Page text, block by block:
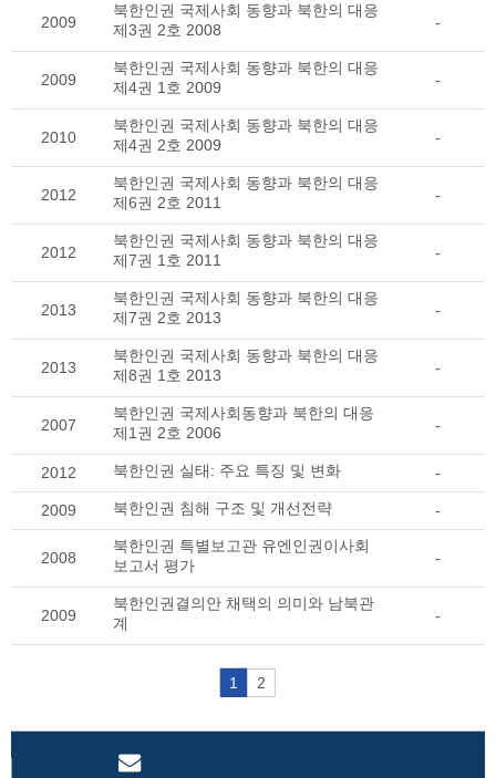
2009
북한인권 국제사회 동향과 북한의 대응
제3권 2호 2008
-
2009
북한인권 국제사회 동향과 북한의 대응
제4권 1호 2009
-
2010
북한인권 국제사회 동향과 북한의 대응
제4권 2호 2009
-
2012
북한인권 국제사회 동향과 북한의 대응
제6권 2호 2011
-
2012
북한인권 국제사회 동향과 북한의 대응
제7권 1호 2011
-
2013
북한인권 국제사회 동향과 북한의 대응
제7권 2호 2013
-
2013
북한인권 국제사회 동향과 북한의 대응
제8권 1호 2013
-
2007
북한인권 국제사회동향과 북한의 대응
제1권 2호 2006
-
2012 북한인권 실태: 주요 특징 및 변화 -
2009 북한인권 침해 구조 및 개선전략 -
2008
북한인권 특별보고관 유엔인권이사회
보고서 평가
-
2009
북한인권결의안 채택의 의미와 남북관
계
-
1 2